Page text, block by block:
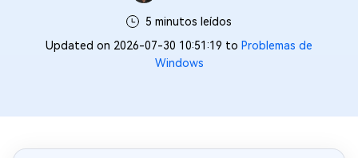
5 minutos leídos
Updated on 2026-07-30 10:51:19 to Problemas de
Windows